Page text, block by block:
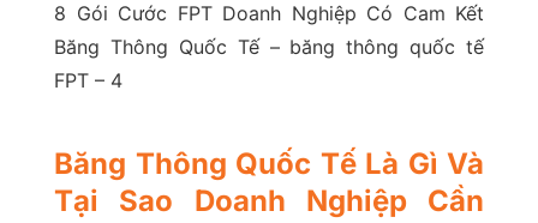
8 Gói Cước FPT Doanh Nghiệp Có Cam Kết
Băng Thông Quốc Tế – băng thông quốc tế
FPT – 4
Băng Thông Quốc Tế Là Gì Và
Tại Sao Doanh Nghiệp Cần